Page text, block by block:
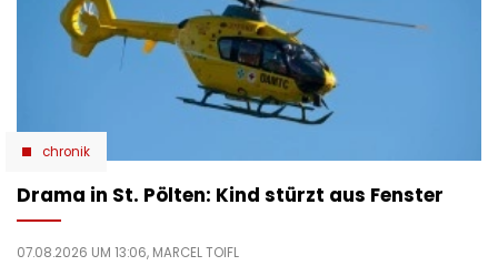
chronik
Drama in St. Pölten: Kind stürzt aus Fenster
07.08.2026 UM 13:06, MARCEL TOIFL